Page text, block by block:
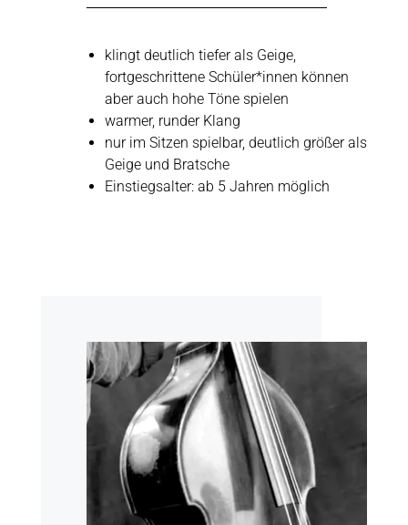
klingt deutlich tiefer als Geige,
fortgeschrittene Schüler*innen können
aber auch hohe Töne spielen
warmer, runder Klang
nur im Sitzen spielbar, deutlich größer als
Geige und Bratsche
Einstiegsalter: ab 5 Jahren möglich